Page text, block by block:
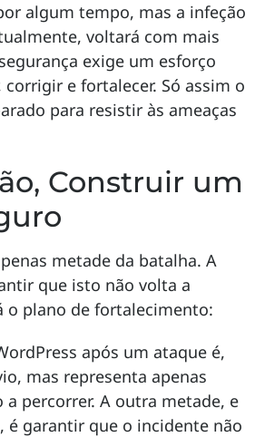
algum tempo, mas a infeção
voltará com mais
exige um esforço
e fortalecer. Só assim o
para resistir às ameaças
Construir um
metade da batalha. A
que isto não volta a
o plano de fortalecimento:
após um ataque é,
mas representa apenas
percorrer. A outra metade, e
é garantir que o incidente não